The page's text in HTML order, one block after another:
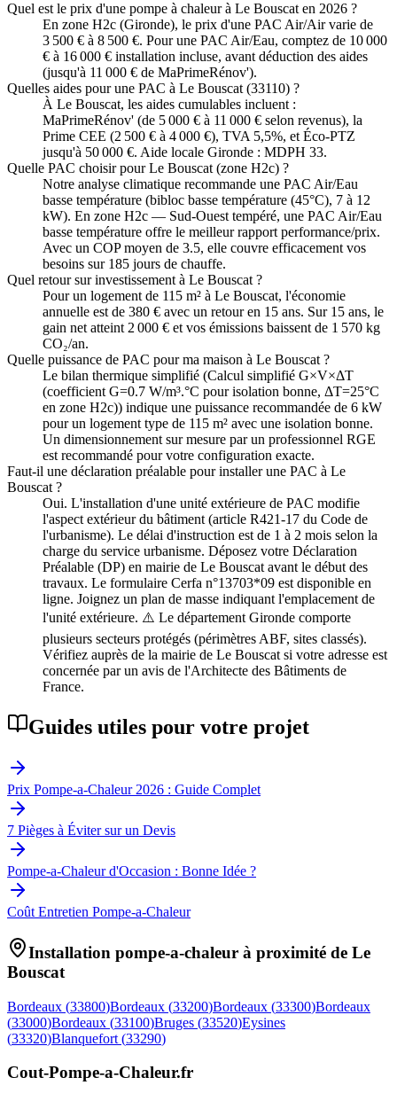
Quel est le prix d'une pompe à chaleur à Le Bouscat en 2026 ?
En zone H2c (Gironde), le prix d'une PAC Air/Air varie de
3 500 € à 8 500 €. Pour une PAC Air/Eau, comptez de 10 000
€ à 16 000 € installation incluse, avant déduction des aides
(jusqu'à 11 000 € de MaPrimeRénov').
Quelles aides pour une PAC à Le Bouscat (33110) ?
À Le Bouscat, les aides cumulables incluent :
MaPrimeRénov' (de 5 000 € à 11 000 € selon revenus), la
Prime CEE (2 500 € à 4 000 €), TVA 5,5%, et Éco-PTZ
jusqu'à 50 000 €. Aide locale Gironde : MDPH 33.
Quelle PAC choisir pour Le Bouscat (zone H2c) ?
Notre analyse climatique recommande une PAC Air/Eau
basse température (bibloc basse température (45°C), 7 à 12
kW). En zone H2c — Sud-Ouest tempéré, une PAC Air/Eau
basse température offre le meilleur rapport performance/prix.
Avec un COP moyen de 3.5, elle couvre efficacement vos
besoins sur 185 jours de chauffe.
Quel retour sur investissement à Le Bouscat ?
Pour un logement de 115 m² à Le Bouscat, l'économie
annuelle est de 380 € avec un retour en 15 ans. Sur 15 ans, le
gain net atteint 2 000 € et vos émissions baissent de 1 570 kg
CO₂/an.
Quelle puissance de PAC pour ma maison à Le Bouscat ?
Le bilan thermique simplifié (Calcul simplifié G×V×ΔT
(coefficient G=0.7 W/m³.°C pour isolation bonne, ΔT=25°C
en zone H2c)) indique une puissance recommandée de 6 kW
pour un logement type de 115 m² avec une isolation bonne.
Un dimensionnement sur mesure par un professionnel RGE
est recommandé pour votre configuration exacte.
Faut-il une déclaration préalable pour installer une PAC à Le
Bouscat ?
Oui. L'installation d'une unité extérieure de PAC modifie
l'aspect extérieur du bâtiment (article R421-17 du Code de
l'urbanisme). Le délai d'instruction est de 1 à 2 mois selon la
charge du service urbanisme. Déposez votre Déclaration
Préalable (DP) en mairie de Le Bouscat avant le début des
travaux. Le formulaire Cerfa n°13703*09 est disponible en
ligne. Joignez un plan de masse indiquant l'emplacement de
l'unité extérieure. ⚠️ Le département Gironde comporte
plusieurs secteurs protégés (périmètres ABF, sites classés).
Vérifiez auprès de la mairie de Le Bouscat si votre adresse est
concernée par un avis de l'Architecte des Bâtiments de
France.
Guides utiles pour votre projet
Prix Pompe-a-Chaleur 2026 : Guide Complet
7 Pièges à Éviter sur un Devis
Pompe-a-Chaleur d'Occasion : Bonne Idée ?
Coût Entretien Pompe-a-Chaleur
Installation pompe-a-chaleur à proximité de Le
Bouscat
Bordeaux (33800)Bordeaux (33200)Bordeaux (33300)Bordeaux
(33000)Bordeaux (33100)Bruges (33520)Eysines
(33320)Blanquefort (33290)
Cout-Pompe-a-Chaleur.fr